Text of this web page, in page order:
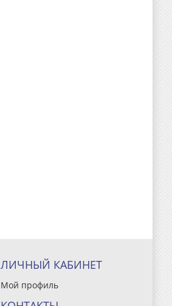
ЛИЧНЫЙ КАБИНЕТ
Мой профиль